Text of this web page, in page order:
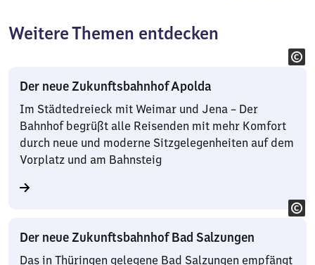
Weitere Themen entdecken
Der neue Zukunftsbahnhof Apolda
Im Städtedreieck mit Weimar und Jena – Der
Bahnhof begrüßt alle Reisenden mit mehr Komfort
durch neue und moderne Sitzgelegenheiten auf dem
Vorplatz und am Bahnsteig
Der neue Zukunftsbahnhof Bad Salzungen
Das in Thüringen gelegene Bad Salzungen empfängt